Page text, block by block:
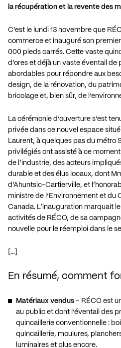
la récupération et la revente des
C’est le lundi 13 novembre que
commerce et inauguré son
000 pieds carrés. Cette vaste
d’ores et déjà un vaste éventail
abordables pour répondre aux
design, de la rénovation, du
bricolage et, bien sûr, de
La cérémonie d’ouverture s’est
privée dans ce nouvel espace
Laurent, à quelques pas du métro
privilégiés ont assisté à ce
de l’industrie, des acteurs
durable et des élus locaux, dont
d’Ahuntsic-Cartierville, et
ministre de l’Environnement et du
Canada. L’inauguration marquait
activités de RÉCO, de sa
nouvelle pour le réemploi dans le
[…]
En résumé, comment
Matériaux vendus – RÉCO est
au public et dont l’éventail des
quincaillerie conventionnelle :
quincaillerie, moulures,
luminaires et plus encore.